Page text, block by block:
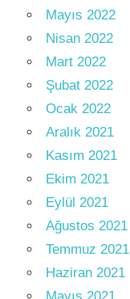
Mayıs 2022
Nisan 2022
Mart 2022
Şubat 2022
Ocak 2022
Aralık 2021
Kasım 2021
Ekim 2021
Eylül 2021
Ağustos 2021
Temmuz 2021
Haziran 2021
Mayıs 2021